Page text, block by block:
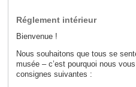
Réglement intérieur
Bienvenue !
Nous souhaitons que tous se
musée – c’est pourquoi nous
consignes suivantes :